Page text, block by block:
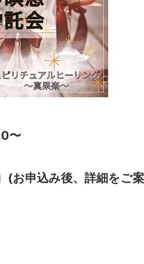
〜
お申込み後、詳細をご